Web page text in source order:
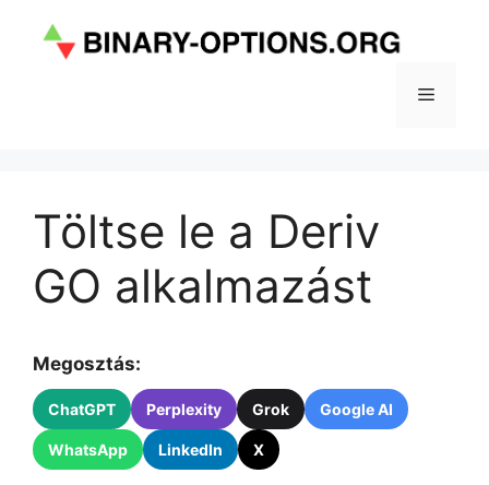
tartalomba
Menü
Töltse le a Deriv
GO alkalmazást
Megosztás:
ChatGPT Perplexity Grok Google AI
WhatsApp LinkedIn X